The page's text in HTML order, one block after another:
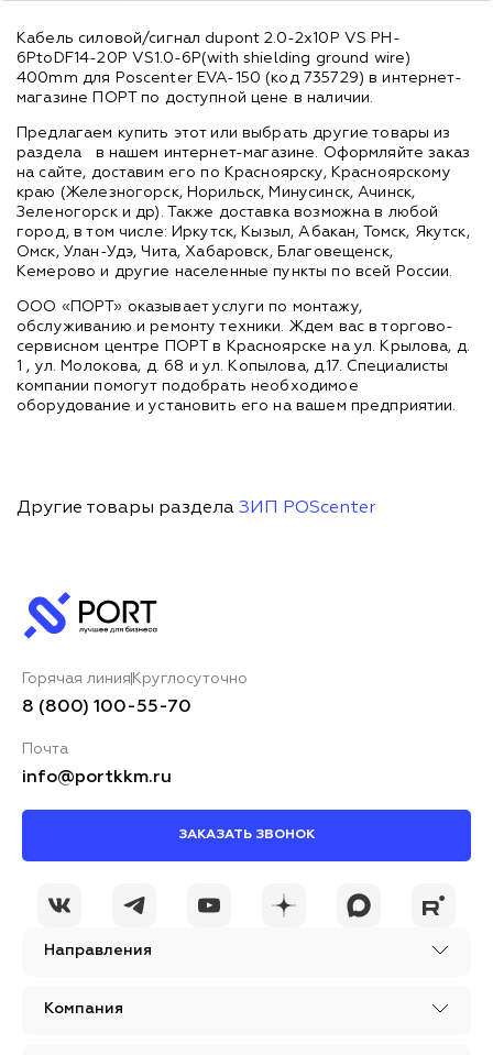
Кабель силовой/сигнал dupont 2.0-2x10P VS PH-
6PtoDF14-20P VS1.0-6P(with shielding ground wire)
400mm для Poscenter EVA-150 (код 735729) в интернет-
магазине ПОРТ по доступной цене в наличии.
Предлагаем купить этот или выбрать другие товары из
раздела
в нашем интернет-магазине. Оформляйте заказ
на сайте, доставим его по Красноярску, Красноярскому
краю (Железногорск, Норильск, Минусинск, Ачинск,
Зеленогорск и др). Также доставка возможна в любой
город, в том числе: Иркутск, Кызыл, Абакан, Томск, Якутск,
Омск, Улан-Удэ, Чита, Хабаровск, Благовещенск,
Кемерово и другие населенные пункты по всей России.
ООО «ПОРТ» оказывает услуги по монтажу,
обслуживанию и ремонту техники. Ждем вас в торгово-
сервисном центре ПОРТ в Красноярске на ул. Крылова, д.
1 , ул. Молокова, д. 68 и ул. Копылова, д.17. Специалисты
компании помогут подобрать необходимое
оборудование и установить его на вашем предприятии.
Другие товары раздела ЗИП POScenter
Направления
Компания
Горячая линия Круглосуточно
8 (800) 100-55-70
Почта
info@portkkm.ru
ЗАКАЗАТЬ ЗВОНОК